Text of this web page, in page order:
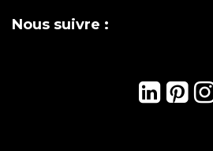
Nous suivre :